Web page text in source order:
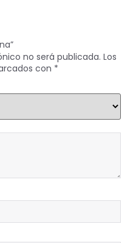
no será publicada. Los
con *